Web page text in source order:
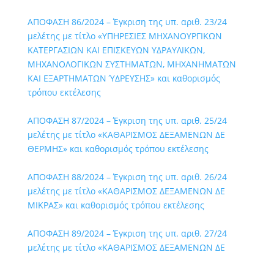
ΑΠΟΦΑΣΗ 86/2024 – Έγκριση της υπ. αριθ. 23/24
μελέτης με τίτλο «ΥΠΗΡΕΣΙΕΣ ΜΗΧΑΝΟΥΡΓΙΚΩΝ
ΚΑΤΕΡΓΑΣΙΩΝ ΚΑΙ ΕΠΙΣΚΕΥΩΝ ΥΔΡΑΥΛΙΚΩΝ,
ΜΗΧΑΝΟΛΟΓΙΚΩΝ ΣΥΣΤΗΜΑΤΩΝ, ΜΗΧΑΝΗΜΑΤΩΝ
ΚΑΙ ΕΞΑΡΤΗΜΑΤΩΝ ΎΔΡΕΥΣΗΣ» και καθορισμός
τρόπου εκτέλεσης
ΑΠΟΦΑΣΗ 87/2024 – Έγκριση της υπ. αριθ. 25/24
μελέτης με τίτλο «ΚΑΘΑΡΙΣΜΟΣ ΔΕΞΑΜΕΝΩΝ ΔΕ
ΘΕΡΜΗΣ» και καθορισμός τρόπου εκτέλεσης
ΑΠΟΦΑΣΗ 88/2024 – Έγκριση της υπ. αριθ. 26/24
μελέτης με τίτλο «ΚΑΘΑΡΙΣΜΟΣ ΔΕΞΑΜΕΝΩΝ ΔΕ
ΜΙΚΡΑΣ» και καθορισμός τρόπου εκτέλεσης
ΑΠΟΦΑΣΗ 89/2024 – Έγκριση της υπ. αριθ. 27/24
μελέτης με τίτλο «ΚΑΘΑΡΙΣΜΟΣ ΔΕΞΑΜΕΝΩΝ ΔΕ